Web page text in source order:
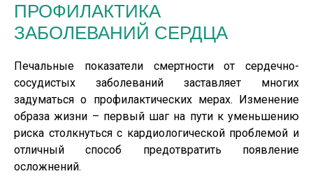
ПРОФИЛАКТИКА
ЗАБОЛЕВАНИЙ СЕРДЦА
Печальные показатели смертности от сердечно-
сосудистых заболеваний заставляет многих
задуматься о профилактических мерах. Изменение
образа жизни – первый шаг на пути к уменьшению
риска столкнуться с кардиологической проблемой и
отличный способ предотвратить появление
осложнений.